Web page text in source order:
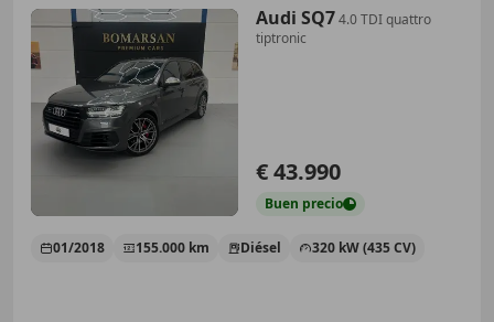
Audi SQ74.0 TDI quattro
tiptronic
€ 43.990
Buen precio
01/2018 155.000 km Diésel 320 kW (435 CV)